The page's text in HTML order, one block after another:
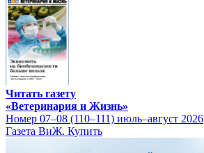
Читать газету
«Ветеринария и Жизнь»
Номер 07–08 (110–111) июль–август 2026
Газета ВиЖ. Купить